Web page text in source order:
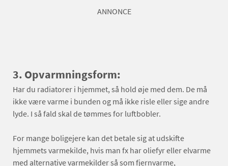
ANNONCE
3. Opvarmningsform:
Har du radiatorer i hjemmet, så hold øje med dem. De må
ikke være varme i bunden og må ikke risle eller sige andre
lyde. I så fald skal de tømmes for luftbobler.
For mange boligejere kan det betale sig at udskifte
hjemmets varmekilde, hvis man fx har oliefyr eller elvarme
med alternative varmekilder så som fjernvarme,